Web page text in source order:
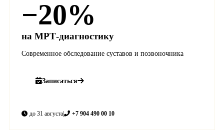
−20%
на МРТ-диагностику
Современное обследование суставов и позвоночника
Записаться
до 31 августа| +7 904 490 00 10